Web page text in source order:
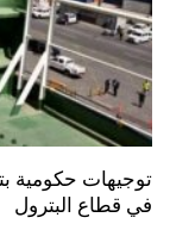
توجيهات حكومية
في قطاع البترول